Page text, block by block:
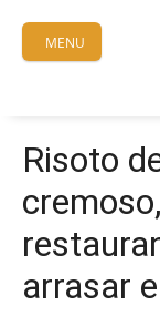
content
MENU
Risoto
arrasar